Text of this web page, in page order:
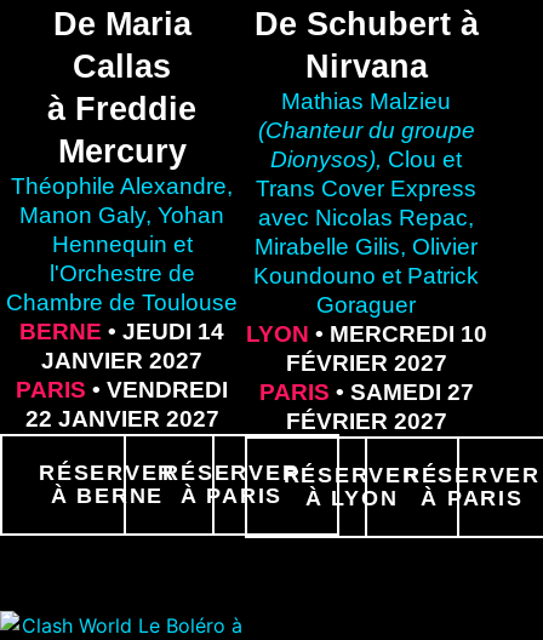
De Maria
Callas
à Freddie
Mercury
Théophile Alexandre,
Manon Galy, Yohan
Hennequin et
l'Orchestre de
Chambre de Toulouse
BERNE • JEUDI 14
JANVIER 2027
PARIS • VENDREDI
22 JANVIER 2027
RÉSERVER
À BERNE
RÉSERVER
À PARIS
De Schubert à
Nirvana
Mathias Malzieu
(Chanteur du groupe
Dionysos), Clou et
Trans Cover Express
avec Nicolas Repac,
Mirabelle Gilis, Olivier
Koundouno et Patrick
Goraguer
LYON • MERCREDI 10
FÉVRIER 2027
PARIS • SAMEDI 27
FÉVRIER 2027
RÉSERVER
À LYON
RÉSERVER
À PARIS